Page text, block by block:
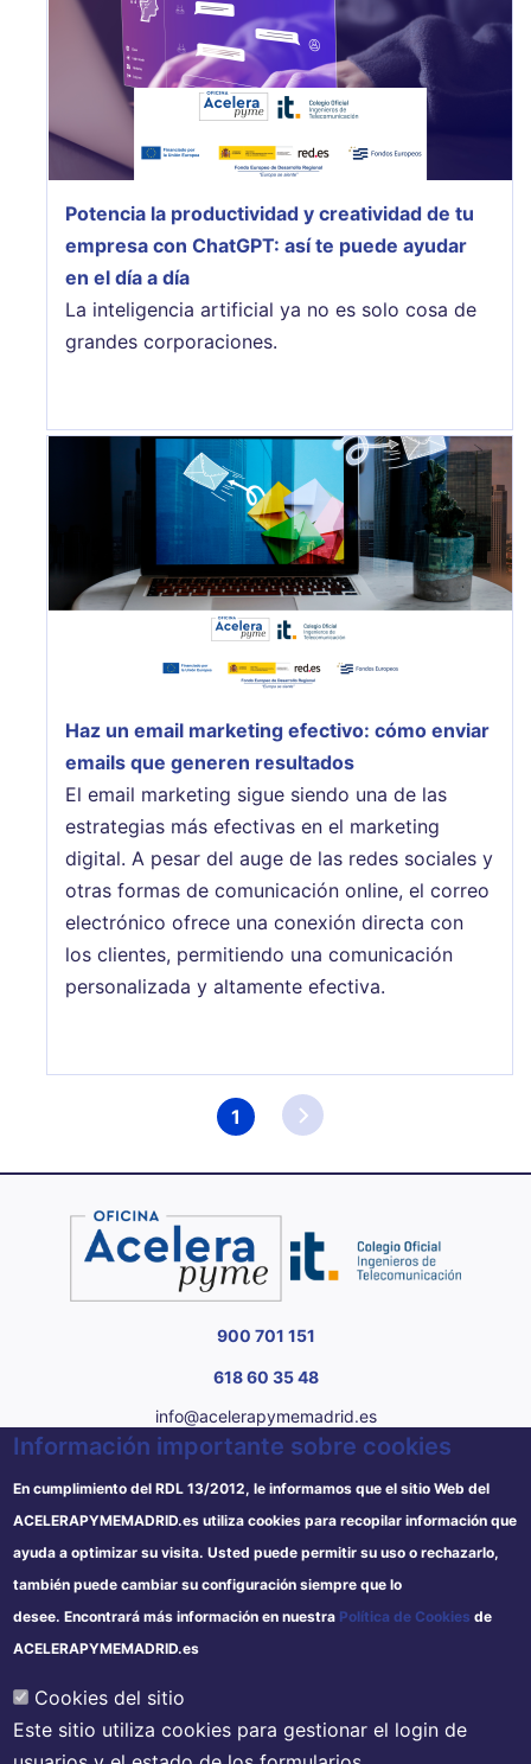
Potencia la productividad y creatividad de tu
empresa con ChatGPT: así te puede ayudar
en el día a día
La inteligencia artificial ya no es solo cosa de
grandes corporaciones.
Haz un email marketing efectivo: cómo enviar
emails que generen resultados
El email marketing sigue siendo una de las
estrategias más efectivas en el marketing
digital. A pesar del auge de las redes sociales y
otras formas de comunicación online, el correo
electrónico ofrece una conexión directa con
los clientes, permitiendo una comunicación
personalizada y altamente efectiva.
Página
1
900 701 151
618 60 35 48
info@acelerapymemadrid.es
C/ Almagro 2 1º Izqda 28010 Madrid
De Lunes a Jueves de 8:30h. a 14:00h. y de 15:00h. a 17:00h.
y viernes de 8:30h. a 14:00h (Para consultas presenciales,
Información de interés
Política de privacidad
Contacto
¡No dejes escapar tu subvención!
Descubre cómo acceder a todas
Información importante sobre cookies
En cumplimiento del RDL 13/2012, le informamos que el sitio Web del
ACELERAPYMEMADRID.es utiliza cookies para recopilar información que
ayuda a optimizar su visita. Usted puede permitir su uso o rechazarlo,
también puede cambiar su configuración siempre que lo
desee.Encontrará más información en nuestra Política de Cookies de
ACELERAPYMEMADRID.es
Cookies del sitio
Este sitio utiliza cookies para gestionar el login de